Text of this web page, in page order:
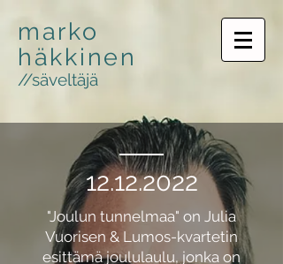
marko
häkkinen
//säveltäjä
12.12.2022
"Joulun tunnelmaa" on Julia
Vuorisen & Lumos-kvartetin
esittämä joululaulu, jonka on